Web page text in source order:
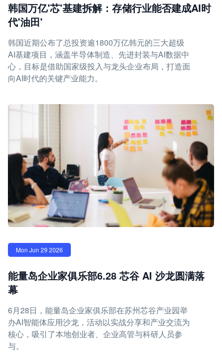
韩国万亿'芯'基建拆解：存储行业能否建成AI时
代'油田'
韩国近期公布了总投资逾1800万亿韩元的三大超级
AI基建项目，涵盖半导体制造、先进封装与AI数据中
心，目标是借助国家级投入与龙头企业布局，打造面
向AI时代的关键产业能力。
Mon Jun 29 2026
能量岛企业家俱乐部6.28 芯谷 AI 沙龙圆满落
幕
6月28日，能量岛企业家俱乐部在苏州芯谷产业园举
办AI智能体应用沙龙，活动以实战分享和产业交流为
核心，吸引了本地创业者、企业高管与科研人员参
与。